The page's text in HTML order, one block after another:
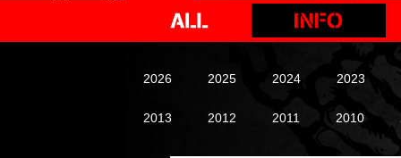
2026 2025 2024 2023
2013 2012 2011 2010